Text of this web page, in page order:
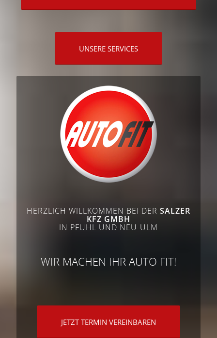
UNSERE SERVICES
HERZLICH WILLKOMMEN BEI DER SALZER
KFZ GMBH
IN PFUHL UND NEU-ULM
WIR MACHEN IHR AUTO FIT!
JETZT TERMIN VEREINBAREN